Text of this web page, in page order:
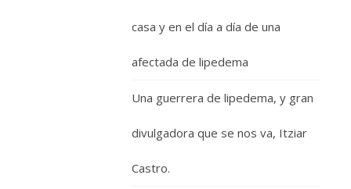
casa y en el día a día de una
afectada de lipedema
Una guerrera de lipedema, y gran
divulgadora que se nos va, Itziar
Castro.